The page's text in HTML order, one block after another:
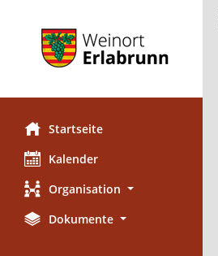
Startseite
Kalender
Organisation
Dokumente